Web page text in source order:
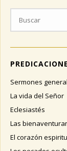
Sermones
La vida del Señor
Eclesiastés
Las
El corazón